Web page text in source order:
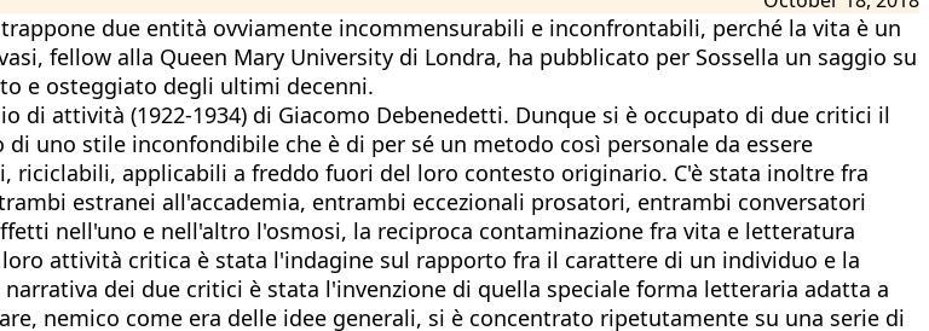
due entità ovviamente incommensurabili e inconfrontabili, perché la vita è un
fellow alla Queen Mary University di Londra, ha pubblicato per Sossella un saggio su
e osteggiato degli ultimi decenni.
di attività (1922-1934) di Giacomo Debenedetti. Dunque si è occupato di due critici il
uno stile inconfondibile che è di per sé un metodo così personale da essere
applicabili a freddo fuori del loro contesto originario. C'è stata inoltre fra
estranei all'accademia, entrambi eccezionali prosatori, entrambi conversatori
nell'uno e nell'altro l'osmosi, la reciproca contaminazione fra vita e letteratura
attività critica è stata l'indagine sul rapporto fra il carattere di un individuo e la
dei due critici è stata l'invenzione di quella speciale forma letteraria adatta a
nemico come era delle idee generali, si è concentrato ripetutamente su una serie di